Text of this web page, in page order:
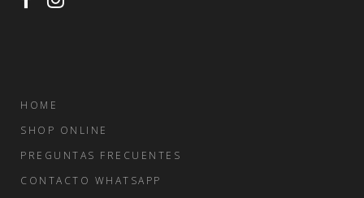
HOME
SHOP ONLINE
PREGUNTAS FRECUENTES
CONTACTO WHATSAPP